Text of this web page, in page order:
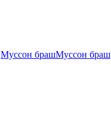
Муссон брашМуссон браш